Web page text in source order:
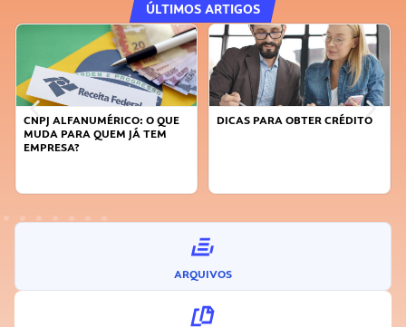
ÚLTIMOS ARTIGOS
DICAS PARA OBTER CRÉDITO
FAÇA A DIFERENÇA: SEJA
ARQUIVOS